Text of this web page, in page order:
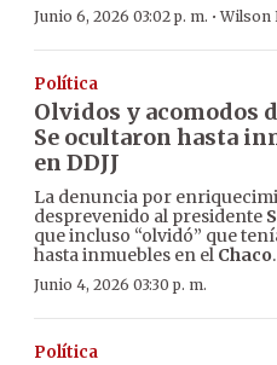
Junio 6, 2026 03:02 p. m. ·Wilson
Política
Olvidos y acomodos
Se ocultaron hasta
en DDJJ
La denuncia por
desprevenido al presidente
que incluso “olvidó” que
hasta inmuebles en el Chaco.
Junio 4, 2026 03:30 p. m.
Política